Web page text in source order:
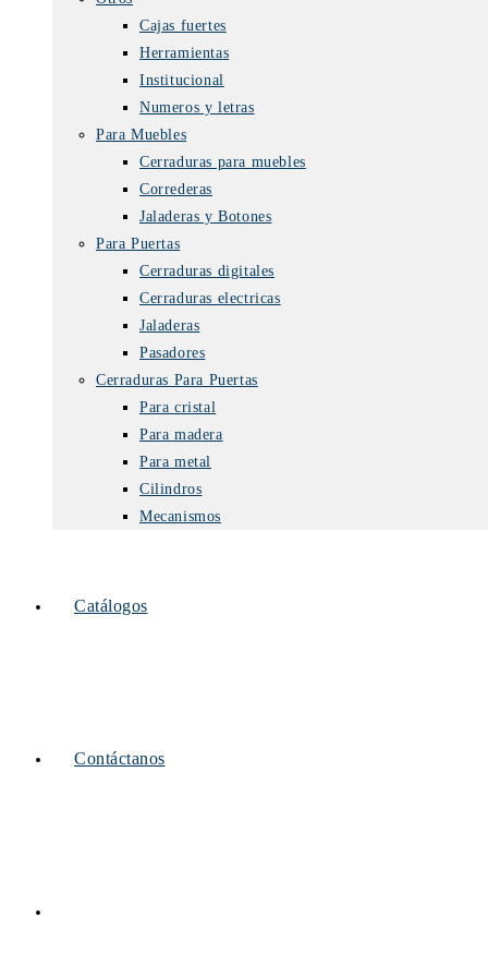
Cajas fuertes
Herramientas
Institucional
Numeros y letras
Para Muebles
Cerraduras para muebles
Correderas
Jaladeras y Botones
Para Puertas
Cerraduras digitales
Cerraduras electricas
Jaladeras
Pasadores
Cerraduras Para Puertas
Para cristal
Para madera
Para metal
Cilindros
Mecanismos
Catálogos
Contáctanos